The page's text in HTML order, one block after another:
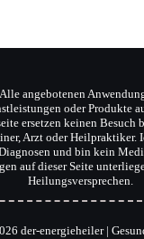
Alle angebotenen
oder Produkte
ersetzen keinen Besuch
Arzt oder Heilpraktiker.
und bin kein
auf dieser Seite
Heilungsversprechen.
der-energieheiler |